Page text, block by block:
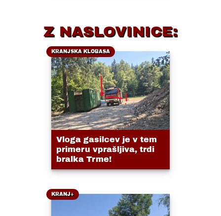
Z NASLOVINICE:
KRANJSKA KLOBASA
Vloga gasilcev je v tem
primeru vprašljiva, trdi
bralka Trme!
KRANJ+